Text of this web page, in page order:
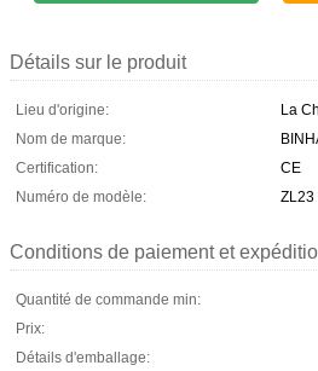
Détails sur le produit
Lieu d'origine:
La
Nom de marque:
Certification:
CE
Numéro de modèle:
ZL23
Conditions de paiement et
Quantité de commande min:
Prix:
Détails d'emballage: